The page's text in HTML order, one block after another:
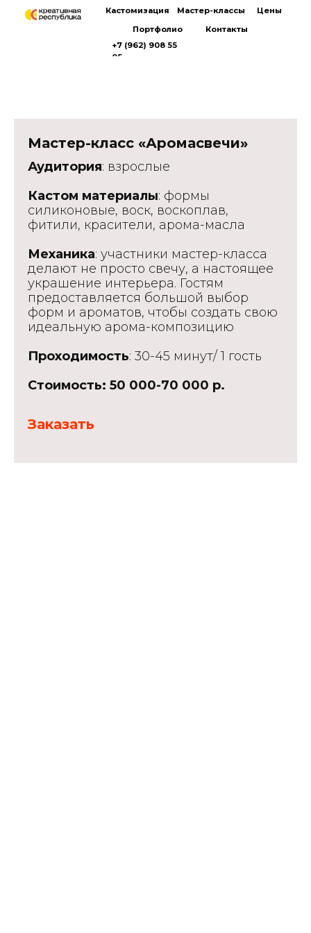
Кастомизация Цены
Мастер-класс «Аромасвечи»
Аудитория: взрослые
Кастом материалы: формы
силиконовые, воск, воскоплав,
фитили, красители, арома-масла
Механика: участники мастер-класса
делают не просто свечу, а настоящее
украшение интерьера. Гостям
предоставляется большой выбор
форм и ароматов, чтобы создать свою
идеальную арома-композицию
Проходимость: 30-45 минут/ 1 гость
Стоимость: 50 000-70 000 р.
Заказать